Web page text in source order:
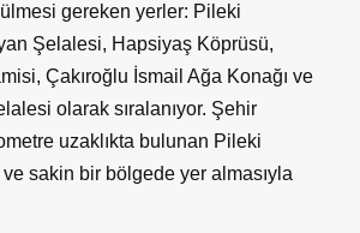
gereken yerler: Pileki
Şelalesi, Hapsiyaş Köprüsü,
Çakıroğlu İsmail Ağa Konağı ve
olarak sıralanıyor. Şehir
uzaklıkta bulunan Pileki
ve sakin bir bölgede yer almasıyla